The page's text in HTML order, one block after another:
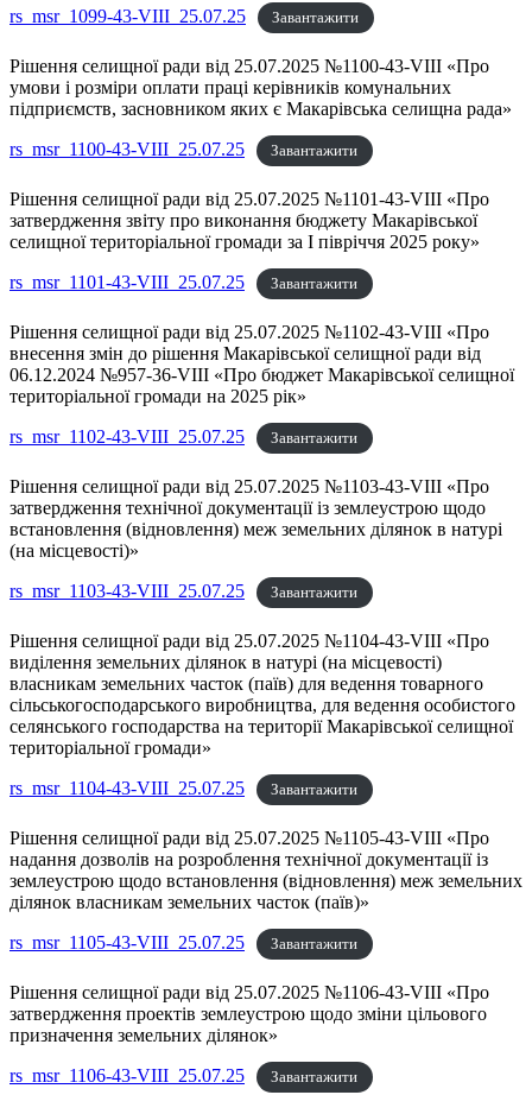
rs_msr_1099-43-VIII_25.07.25
Завантажити
Рішення селищної ради від 25.07.2025 №1100-43-VIII «Про
умови і розміри оплати праці керівників комунальних
підприємств, засновником яких є Макарівська селищна рада»
rs_msr_1100-43-VIII_25.07.25
Завантажити
Рішення селищної ради від 25.07.2025 №1101-43-VIII «Про
затвердження звіту про виконання бюджету Макарівської
селищної територіальної громади за І півріччя 2025 року»
rs_msr_1101-43-VIII_25.07.25
Завантажити
Рішення селищної ради від 25.07.2025 №1102-43-VIII «Про
внесення змін до рішення Макарівської селищної ради від
06.12.2024 №957-36-VІII «Про бюджет Макарівської селищної
територіальної громади на 2025 рік»
rs_msr_1102-43-VIII_25.07.25
Завантажити
Рішення селищної ради від 25.07.2025 №1103-43-VIII «Про
затвердження технічної документації із землеустрою щодо
встановлення (відновлення) меж земельних ділянок в натурі
(на місцевості)»
rs_msr_1103-43-VIII_25.07.25
Завантажити
Рішення селищної ради від 25.07.2025 №1104-43-VIII «Про
виділення земельних ділянок в натурі (на місцевості)
власникам земельних часток (паїв) для ведення товарного
сільськогосподарського виробництва, для ведення особистого
селянського господарства на території Макарівської селищної
територіальної громади»
rs_msr_1104-43-VIII_25.07.25
Завантажити
Рішення селищної ради від 25.07.2025 №1105-43-VIII «Про
надання дозволів на розроблення технічної документації із
землеустрою щодо встановлення (відновлення) меж земельних
ділянок власникам земельних часток (паїв)»
rs_msr_1105-43-VIII_25.07.25
Завантажити
Рішення селищної ради від 25.07.2025 №1106-43-VIII «Про
затвердження проектів землеустрою щодо зміни цільового
призначення земельних ділянок»
rs_msr_1106-43-VIII_25.07.25
Завантажити